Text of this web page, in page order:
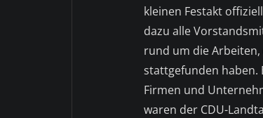
kleinen Festakt
dazu alle
rund um die Arbeiten,
stattgefunden haben.
Firmen und
waren der CDU-